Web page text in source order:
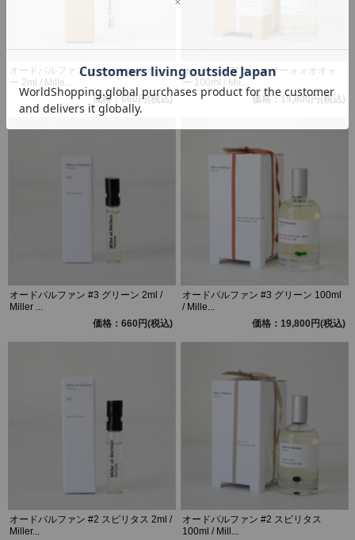
オードパルファン オオーォォオオォ
ー 2ml / Mille...
価格：660円(税込)
オードパルファン オオーォォオオォ
ー 100ml / Mil...
価格：19,800円(税込)
オードパルファン #3 グリーン 2ml /
Miller ...
価格：660円(税込)
オードパルファン #3 グリーン 100ml
/ Mille...
価格：19,800円(税込)
オードパルファン #2 スピリタス 2ml /
Miller...
オードパルファン #2 スピリタス
100ml / Mill...